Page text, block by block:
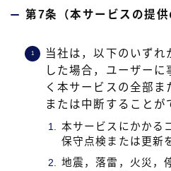
第7条（本サービスの提供
当社は，以下のいず
した場合，ユーザー
く本サービスの全部
または中断することが
本サービスにかかる
保守点検または更新
地震，落雷，火災，